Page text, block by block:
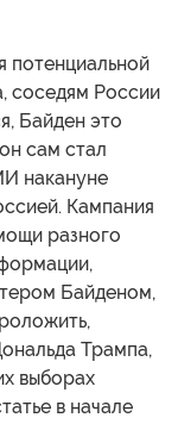
потенциальной
соседям России
Байден это
сам стал
накануне
Кампания
разного
Байденом,
Трампа,
выборах
в начале